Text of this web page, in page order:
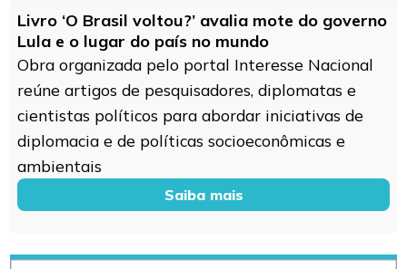
Livro ‘O Brasil voltou?’ avalia mote do governo
Lula e o lugar do país no mundo
Obra organizada pelo portal Interesse Nacional
reúne artigos de pesquisadores, diplomatas e
cientistas políticos para abordar iniciativas de
diplomacia e de políticas socioeconômicas e
ambientais
Saiba mais